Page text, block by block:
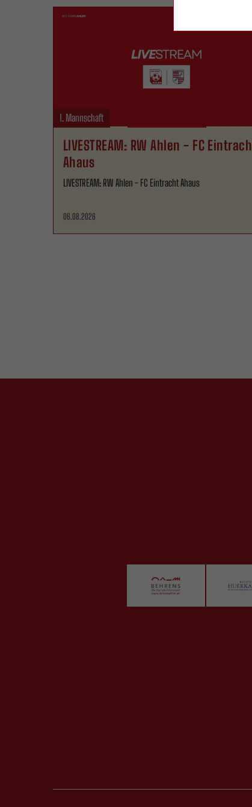
1. Mannschaft
LIVESTREAM: RW Ahlen - FC
Ahaus
LIVESTREAM: RW Ahlen - FC Eintracht Ahaus
06.08.2026